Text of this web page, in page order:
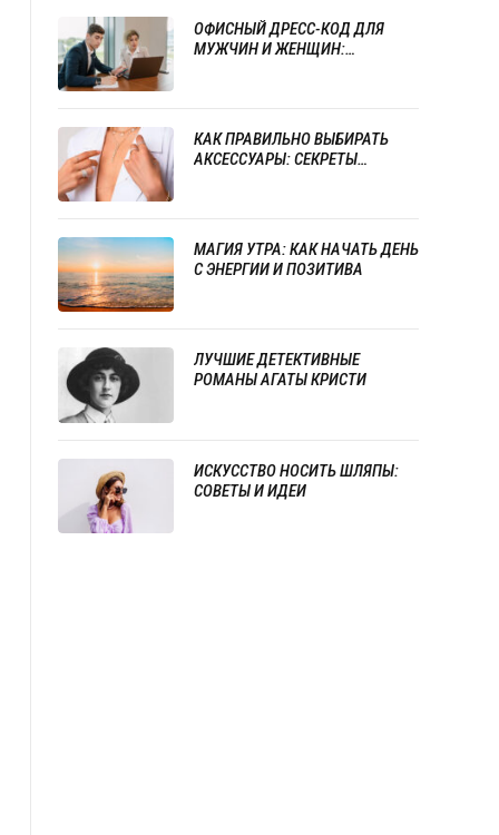
ОФИСНЫЙ ДРЕСС-КОД ДЛЯ
МУЖЧИН И ЖЕНЩИН:
КАК ПРАВИЛЬНО ВЫБИРАТЬ
АКСЕССУАРЫ: СЕКРЕТЫ
МАГИЯ УТРА: КАК НАЧАТЬ ДЕНЬ
С ЭНЕРГИИ И ПОЗИТИВА
ЛУЧШИЕ ДЕТЕКТИВНЫЕ
РОМАНЫ АГАТЫ КРИСТИ
ИСКУССТВО НОСИТЬ ШЛЯПЫ:
СОВЕТЫ И ИДЕИ